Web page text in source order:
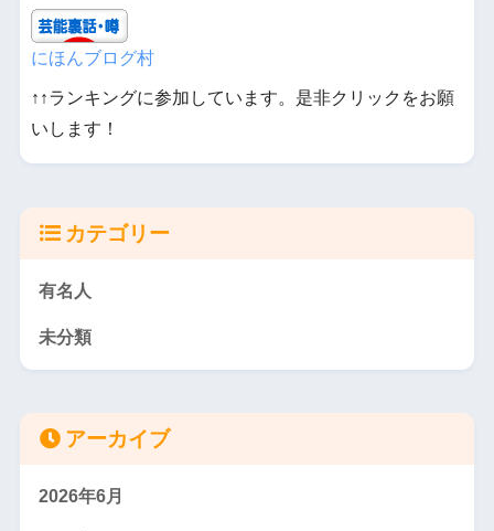
にほんブログ村
↑↑ランキングに参加しています。是非クリックをお願
いします！
カテゴリー
有名人
未分類
アーカイブ
2026年6月